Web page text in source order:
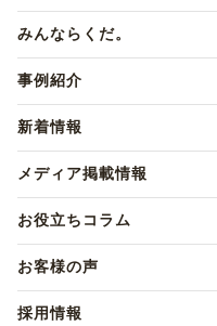
みんならくだ。
事例紹介
新着情報
メディア掲載情報
お役立ちコラム
お客様の声
採用情報